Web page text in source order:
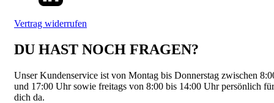
Vertrag widerrufen
DU HAST NOCH FRAGEN?
Unser Kundenservice ist von Montag bis Donnerstag zwischen
und 17:00 Uhr sowie freitags von 8:00 bis 14:00 Uhr persönlich für
dich da.